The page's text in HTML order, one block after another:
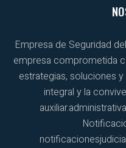
Empresa de Seguridad
empresa comprometida
estrategias, soluciones
integral y la